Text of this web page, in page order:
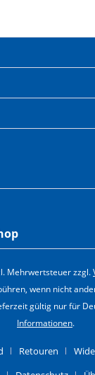
Mehrwertsteuer zzgl.
wenn nicht
gültig nur für
Informationen.
Retouren